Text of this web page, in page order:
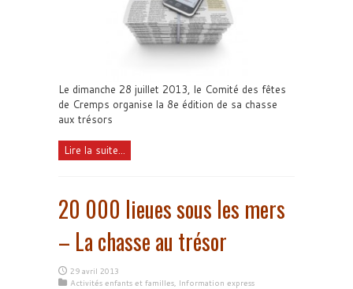
Le dimanche 28 juillet 2013, le Comité des fêtes
de Cremps organise la 8e édition de sa chasse
aux trésors
Lire la suite...
20 000 lieues sous les mers
– La chasse au trésor
29 avril 2013
Activités enfants et familles, Information express